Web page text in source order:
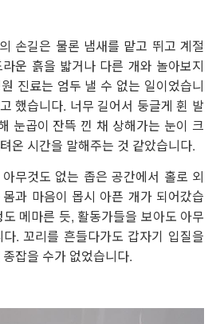
손길은 물론 냄새를 맡고 뛰고 계절
운 흙을 밟거나 다른 개와 놀아보지
진료는 엄두 낼 수 없는 일이었습니
했습니다. 너무 길어서 둥글게 휜 발
눈곱이 잔뜩 낀 채 상해가는 눈이 크
온 시간을 말해주는 것 같았습니다.
무것도 없는 좁은 공간에서 홀로 외
과 마음이 몹시 아픈 개가 되어갔습
메마른 듯, 활동가들을 보아도 아무
. 꼬리를 흔들다가도 갑자기 입질을
잡을 수가 없었습니다.